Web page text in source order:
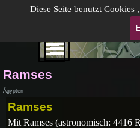
Diese Seite benutzt Cookies
Direkt zum SeiteninhaltGabrielle Moog, gepr.
Menü überspringen
Menü überspringen
Ramses
Ägypten
Ramses
Mit Ramses (astronomisch: 4416